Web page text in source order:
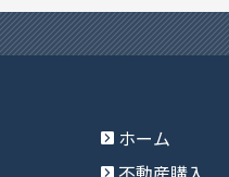
ホーム